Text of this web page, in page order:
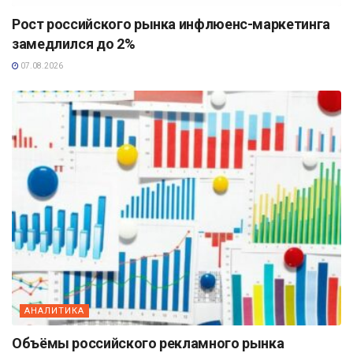
Рост российского рынка инфлюенс-маркетинга
замедлился до 2%
07.08.2026
АНАЛИТИКА
Объёмы российского рекламного рынка